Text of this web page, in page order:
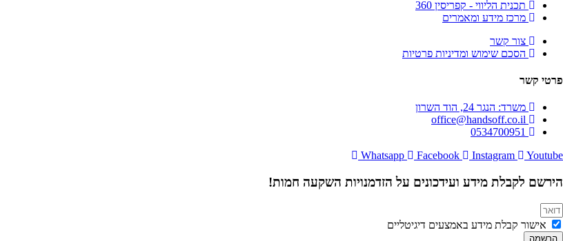
תכנית הליווי - קפריסין 360
מרכז מידע ומאמרים
צור קשר
הסכם שימוש ומדיניות פרטיות
פרטי קשר
משרד: הנגר 24, הוד השרון
office@handsoff.co.il
0534700951
Whatsapp
Facebook Instagram Youtube
הירשם לקבלת מידע ועידכונים על הזדמנויות השקעה חמות!
אישור קבלת מידע באמצעים דיגיטליים
הרשמה